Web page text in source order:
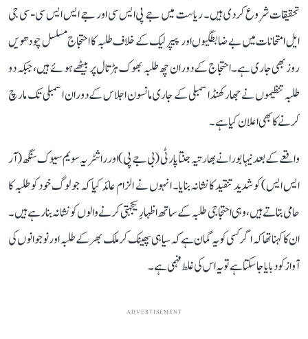
تحقیقات شروع کر دی ہیں۔ ریاست میں جے پی ایس سی اور جے ایس ایس سی - سی جی
ایل امتحانات میں بے ضابطگیوں اور پیپر لیک کے خلاف طلبہ کا احتجاج مسلسل چودھویں
روز بھی جاری ہے۔ احتجاج کے دوران چھ طلبہ بھوک ہڑتال پر بیٹھے ہوئے ہیں، جبکہ دو
طلبہ تنظیموں نے جھارکھنڈ اسمبلی کے جاری مانسون اجلاس کے دوران اسمبلی تک مارچ
کرنے کا بھی اعلان کیا ہے۔
واقعے کے بعد نیہا بورا نے بھارتیہ جنتا پارٹی (بی جے پی) اور راشٹریہ سویم سیوک سنگھ (آر
ایس ایس) کو شدید تنقید کا نشانہ بنایا۔ انہوں نے الزام عائد کیا کہ جو لوگ خود کو طلبہ کا
حامی بتاتے ہیں، وہی احتجاجی طلبہ کے ساتھ اظہارِ یکجہتی کرنے والوں کو نشانہ بنا رہے ہیں۔
ان کا کہنا تھا کہ اگر کسی کو یہ گمان ہے کہ سیاہی پھینک کر ملک بھر کے طلبہ اور نوجوانوں کی
آواز کو دبایا جا سکتا ہے تو یہ اس کی غلط فہمی ہے۔
ADVERTISEMENT